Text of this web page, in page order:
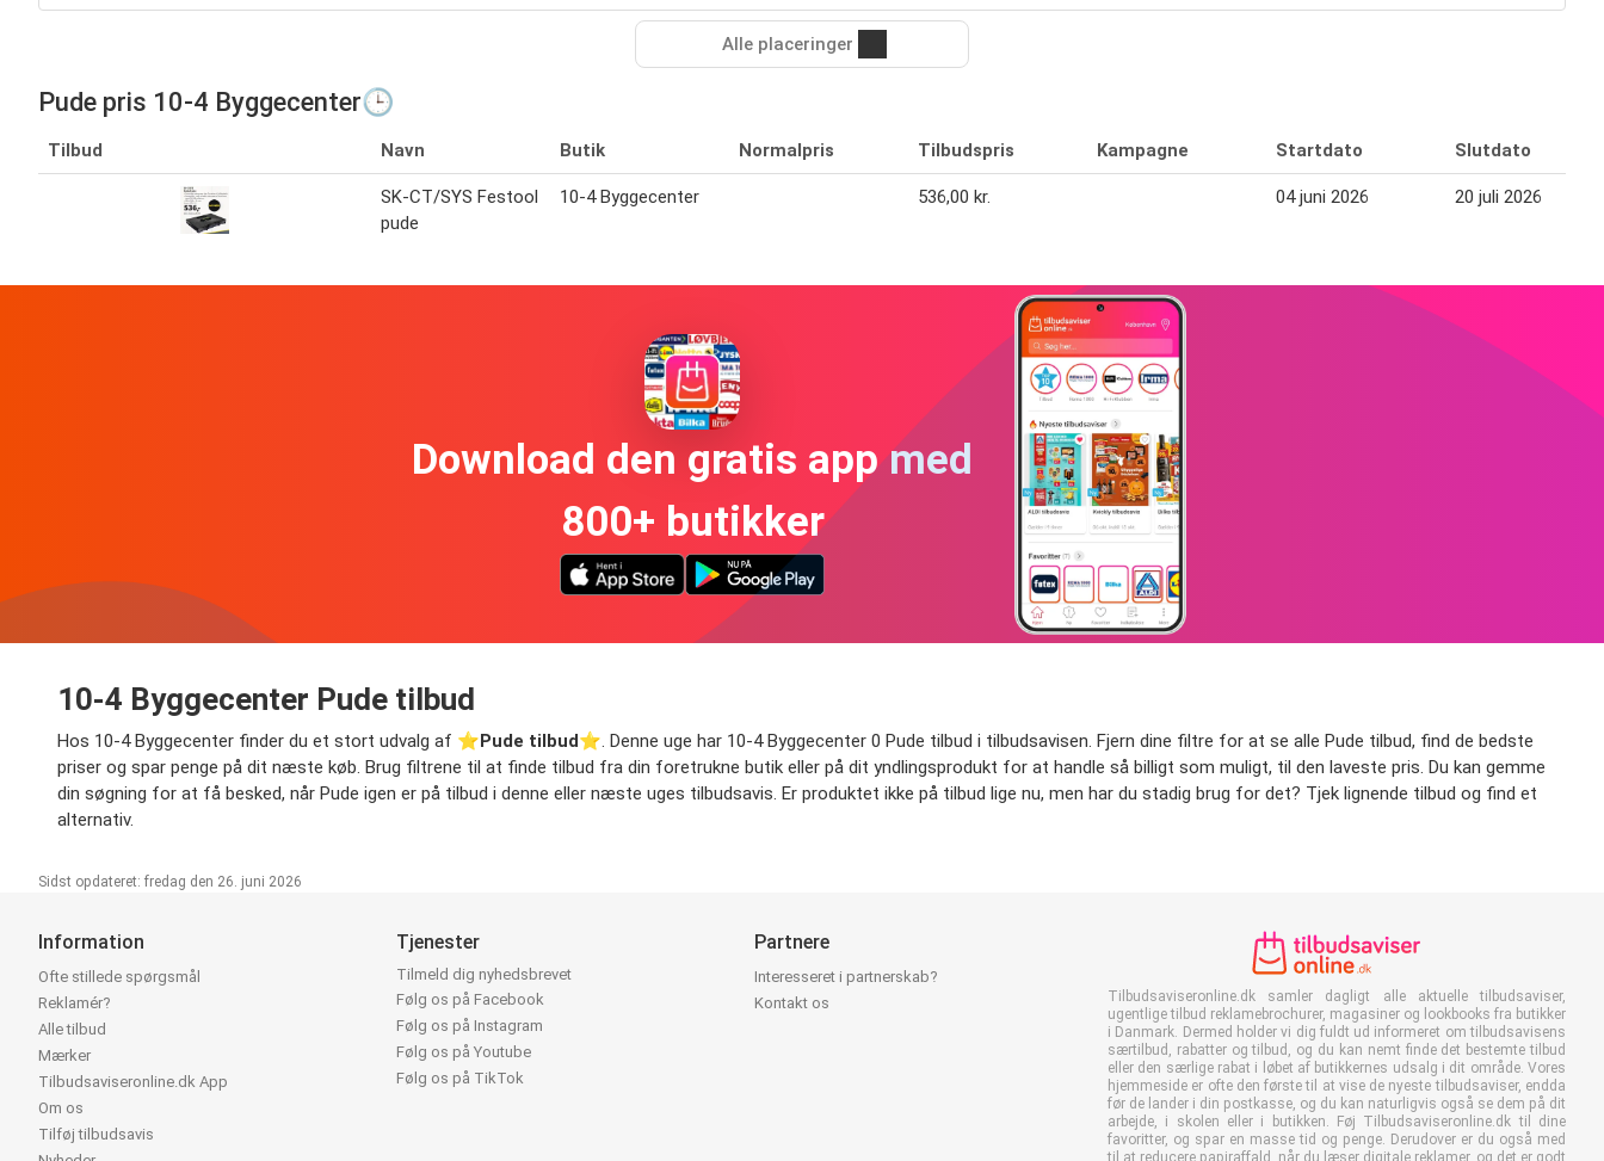
Alle placeringer
Pude pris 10-4 Byggecenter🕒
Tilbud Navn Butik Normalpris Tilbudspris Kampagne Startdato Slutdato
SK-CT/SYS Festool
pude
10-4 Byggecenter 536,00 kr. 04 juni 2026 20 juli 2026
Download den gratis app med
800+ butikker
10-4 Byggecenter Pude tilbud
Hos 10-4 Byggecenter finder du et stort udvalg af ⭐️Pude tilbud⭐️. Denne uge har 10-4 Byggecenter 0 Pude tilbud i tilbudsavisen. Fjern dine filtre for at se alle Pude tilbud, find de bedste
priser og spar penge på dit næste køb. Brug filtrene til at finde tilbud fra din foretrukne butik eller på dit yndlingsprodukt for at handle så billigt som muligt, til den laveste pris. Du kan gemme
din søgning for at få besked, når Pude igen er på tilbud i denne eller næste uges tilbudsavis. Er produktet ikke på tilbud lige nu, men har du stadig brug for det? Tjek lignende tilbud og find et
alternativ.
Sidst opdateret: fredag den 26. juni 2026
Information
Ofte stillede spørgsmål
Reklamér?
Alle tilbud
Mærker
Tilbudsaviseronline.dk App
Om os
Tilføj tilbudsavis
Tjenester
Tilmeld dig nyhedsbrevet
Følg os på Facebook
Følg os på Instagram
Følg os på Youtube
Følg os på TikTok
Partnere
Interesseret i partnerskab?
Kontakt os
Tilbudsaviseronline.dk samler dagligt alle aktuelle tilbudsaviser,
ugentlige tilbud reklamebrochurer, magasiner og lookbooks fra butikker
i Danmark. Dermed holder vi dig fuldt ud informeret om tilbudsavisens
særtilbud, rabatter og tilbud, og du kan nemt finde det bestemte tilbud
eller den særlige rabat i løbet af butikkernes udsalg i dit område. Vores
hjemmeside er ofte den første til at vise de nyeste tilbudsaviser, endda
før de lander i din postkasse, og du kan naturligvis også se dem på dit
arbejde, i skolen eller i butikken. Føj Tilbudsaviseronline.dk til dine
favoritter, og spar en masse tid og penge. Derudover er du også med
til at reducere papiraffald, når du læser digitale reklamer, og det er godt